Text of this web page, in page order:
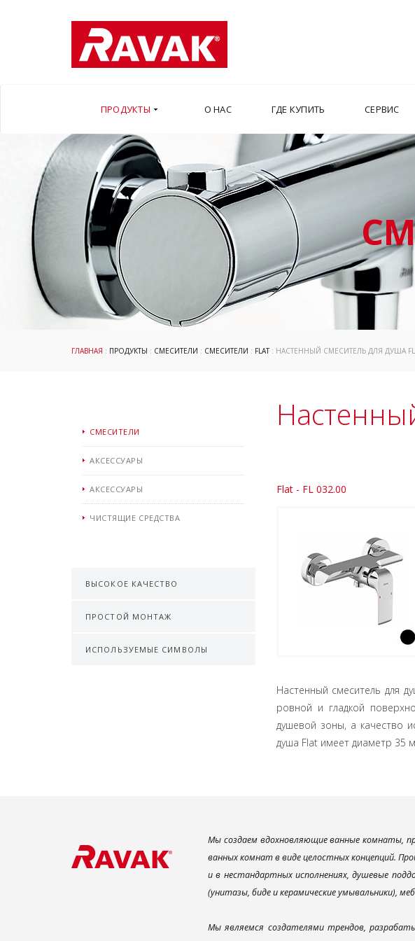
ПРОДУКТЫ О НАС ГДЕ КУПИТЬ СЕРВИС
ГЛАВНАЯ : ПРОДУКТЫ : СМЕСИТЕЛИ : СМЕСИТЕЛИ : FLAT: НАСТЕННЫЙ СМЕСИТЕЛЬ ДЛЯ ДУША
СМЕСИТЕЛИ
АКСЕССУАРЫ
АКСЕССУАРЫ
ЧИСТЯЩИЕ СРЕДСТВА
ВЫСОКОЕ КАЧЕСТВО
ПРОСТОЙ МОНТАЖ
ИСПОЛЬЗУЕМЫЕ СИМВОЛЫ
Flat - FL 032.00
Настенный смеситель для
ровной и гладкой
душевой зоны, а качество
душа Flat имеет диаметр 35
Мы создаем вдохновляющие ванные комнаты,
ванных комнат в виде целостных концепций.
и в нестандартных исполнениях, душевые
(унитазы, биде и керамические умывальники),
Мы являемся создателями трендов,